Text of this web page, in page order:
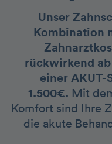
Unser
Kombination
rückwirkend
einer AKUT-
1.500€. Mit
Komfort sind Ihre
die akute